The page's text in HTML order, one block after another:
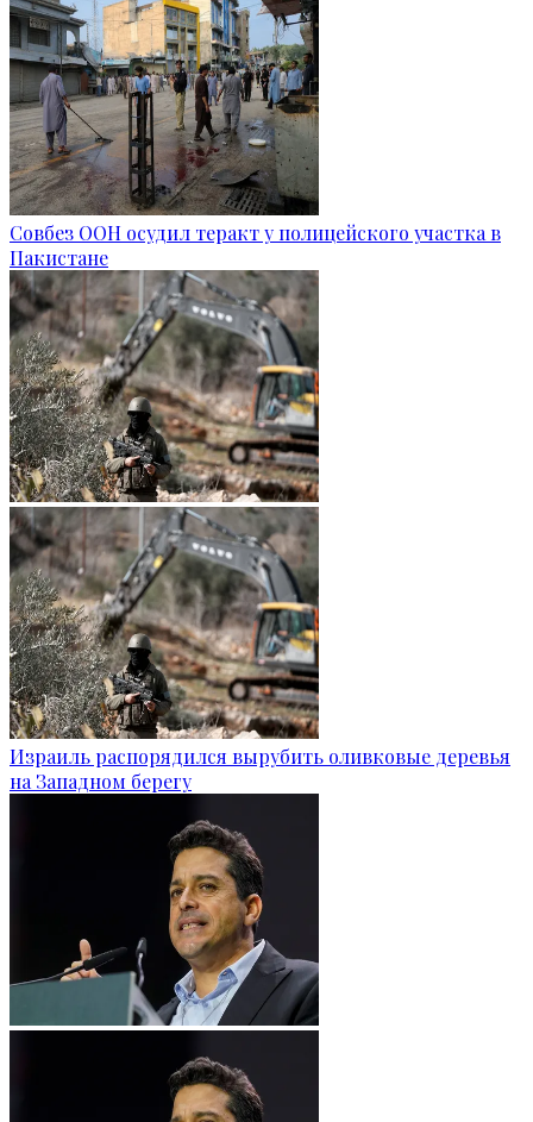
Совбез ООН осудил теракт у полицейского участка в
Пакистане
Израиль распорядился вырубить оливковые деревья
на Западном берегу